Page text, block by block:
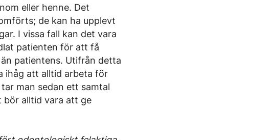
eller henne. Det
de kan ha upplevt
I vissa fall kan det vara
patienten för att få
patientens. Utifrån detta
ihåg att alltid arbeta för
man sedan ett samtal
bör alltid vara att ge